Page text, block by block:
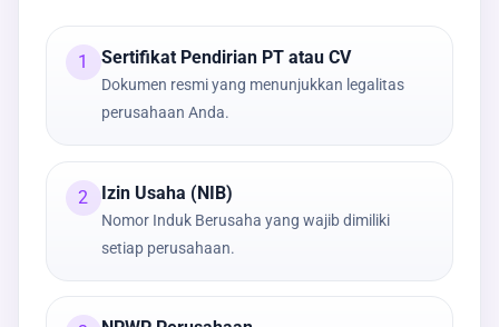
1 Sertifikat Pendirian PT atau CV
Dokumen resmi yang menunjukkan legalitas
perusahaan Anda.
2 Izin Usaha (NIB)
Nomor Induk Berusaha yang wajib dimiliki
setiap perusahaan.